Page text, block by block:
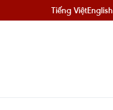
Tiếng ViệtEnglish